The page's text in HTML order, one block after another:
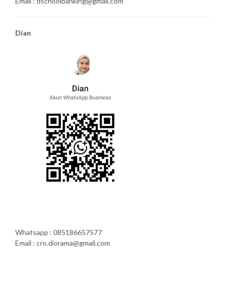
Dian
Whatsapp : 085186657577
Email : cro.diorama@gmail.com